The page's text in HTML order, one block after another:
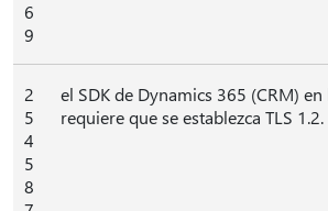
6
9
2
5
4
5
8
el SDK de Dynamics 365 (CRM)
requiere que se establezca TLS 1.2.